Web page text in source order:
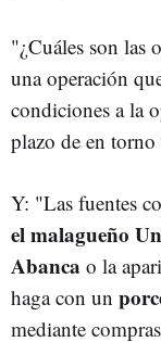
"¿Cuáles son las
una operación
condiciones a la
plazo de en torno
Y: "Las fuentes
el malagueño
Abanca o la
haga con un
mediante